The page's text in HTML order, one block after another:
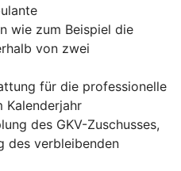
wie zum Beispiel die
von zwei
für die professionelle
Kalenderjahr
des GKV-Zuschusses,
des verbleibenden